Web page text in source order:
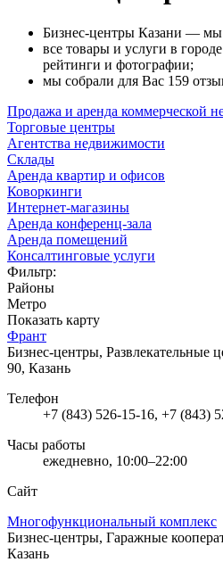
Бизнес-центры Казани —
все товары и услуги в
рейтинги и фотографии;
мы собрали для Вас 159
Продажа и аренда коммерческой
Торговые центры
Агентства недвижимости
Склады
Аренда квартир и офисов
Коворкинги
Интернет-магазины
Аренда конференц-зала
Аренда помещений
Консалтинговые услуги
Фильтр:
Районы
Метро
Показать карту
Франт
Бизнес-центры, Развлекательные
90, Казань
Телефон
+7 (843) 526-15-16, +7 (843)
Часы работы
ежедневно, 10:00–22:00
Сайт
Многофункциональный комплекс
Бизнес-центры, Гаражные
Казань